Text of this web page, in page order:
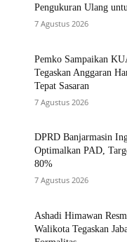
Pengukuran Ulang
7 Agustus 2026
Pemko Sampaikan
Tegaskan Anggaran
Tepat Sasaran
7 Agustus 2026
DPRD Banjarmasin
Optimalkan PAD,
80%
7 Agustus 2026
Ashadi Himawan
Walikota Tegaskan